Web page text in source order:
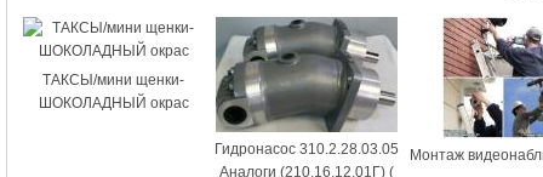
ТАКСЫ/мини щенки-
ШОКОЛАДНЫЙ окрас
Гидронасос 310.2.28.03.05
Аналоги (210.16.12.01Г) (
Монтаж